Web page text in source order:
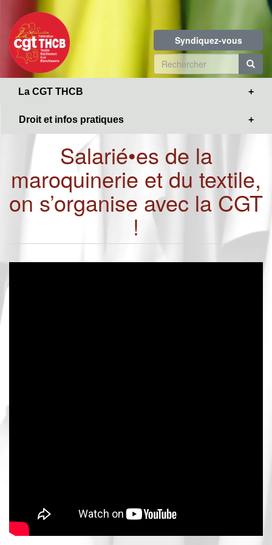
contenu
principal
Syndiquez-vous
Formulaire
de
La CGT THCB
Droit et infos pratiques
Salarié•es de la
maroquinerie et du textile,
on s’organise avec la CGT
!